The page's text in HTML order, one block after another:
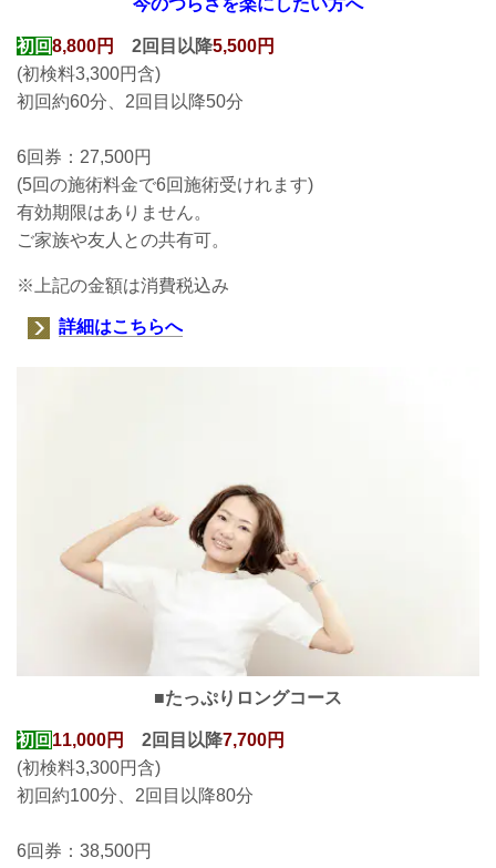
今のつらさを楽にしたい方へ
初回8,800円 2回目以降5,500円
(初検料3,300円含)
初回約60分、2回目以降50分
6回券：27,500円
(5回の施術料金で6回施術受けれます)
有効期限はありません。
ご家族や友人との共有可。
※上記の金額は消費税込み
詳細はこちらへ
■たっぷりロングコース
初回 11,000円 2回目以降7,700円
(初検料3,300円含)
初回約100分、2回目以降80分
6回券：38,500円